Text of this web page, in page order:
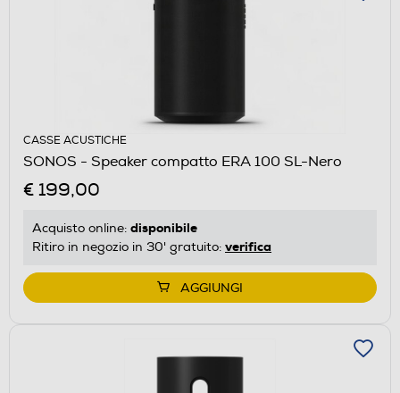
CASSE ACUSTICHE
SONOS - Speaker compatto ERA 100 SL-Nero
€ 199,00
Acquisto online: disponibile
Ritiro in negozio in 30' gratuito: verifica
AGGIUNGI